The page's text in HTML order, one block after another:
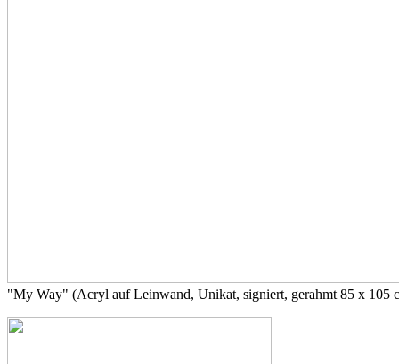
"My Way" (Acryl auf Leinwand, Unikat, signiert, gerahmt 85 x 105